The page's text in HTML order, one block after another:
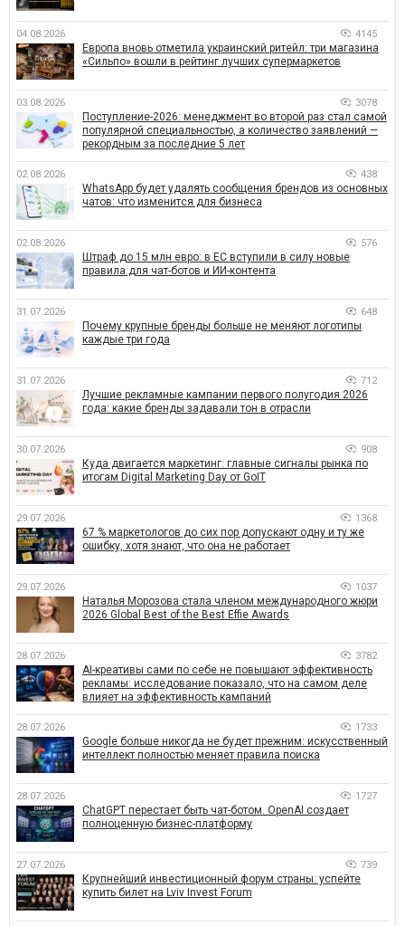
04.08.2026 4145
Европа вновь отметила украинский ритейл: три магазина
«Сильпо» вошли в рейтинг лучших супермаркетов
03.08.2026 3078
Поступление-2026: менеджмент во второй раз стал самой
популярной специальностью, а количество заявлений —
рекордным за последние 5 лет
02.08.2026 438
WhatsApp будет удалять сообщения брендов из основных
чатов: что изменится для бизнеса
02.08.2026 576
Штраф до 15 млн евро: в ЕС вступили в силу новые
правила для чат-ботов и ИИ-контента
31.07.2026 648
Почему крупные бренды больше не меняют логотипы
каждые три года
31.07.2026 712
Лучшие рекламные кампании первого полугодия 2026
года: какие бренды задавали тон в отрасли
30.07.2026 908
Куда двигается маркетинг: главные сигналы рынка по
итогам Digital Marketing Day от GoIT
29.07.2026 1368
67 % маркетологов до сих пор допускают одну и ту же
ошибку, хотя знают, что она не работает
29.07.2026 1037
Наталья Морозова стала членом международного жюри
2026 Global Best of the Best Effie Awards
28.07.2026 3782
AI-креативы сами по себе не повышают эффективность
рекламы: исследование показало, что на самом деле
влияет на эффективность кампаний
28.07.2026 1733
Google больше никогда не будет прежним: искусственный
интеллект полностью меняет правила поиска
28.07.2026 1727
ChatGPT перестает быть чат-ботом. OpenAI создает
полноценную бизнес-платформу
27.07.2026 739
Крупнейший инвестиционный форум страны: успейте
купить билет на Lviv Invest Forum